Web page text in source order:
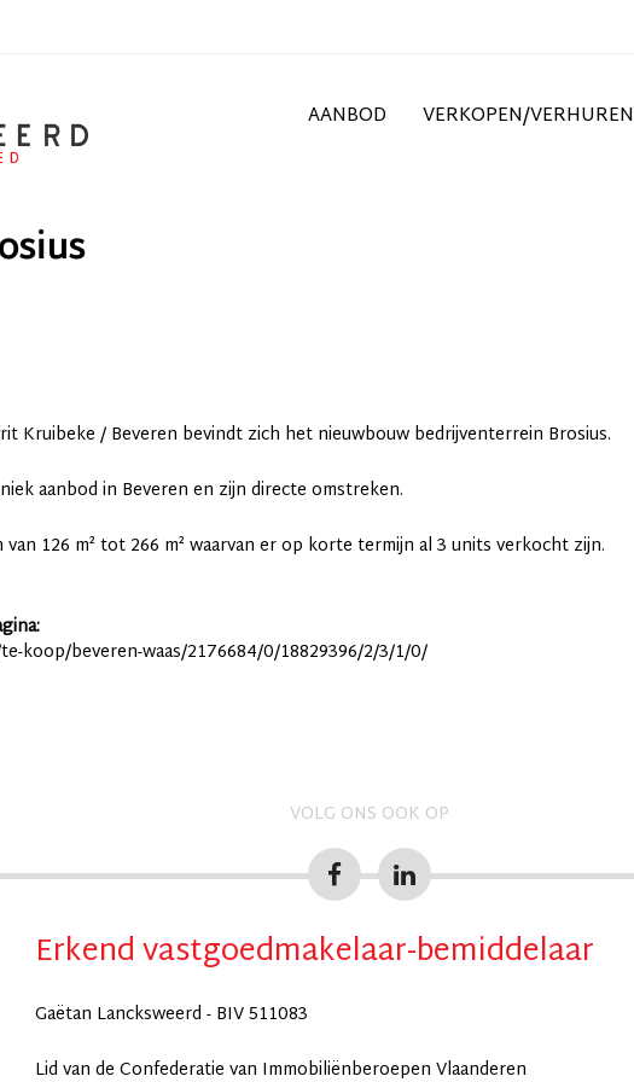
AANBOD VERKOPEN/VERHUREN
Kruibeke / Beveren bevindt zich het nieuwbouw bedrijventerrein Brosius.
aanbod in Beveren en zijn directe omstreken.
126 m² tot 266 m² waarvan er op korte termijn al 3 units verkocht zijn.
koop/beveren-waas/2176684/0/18829396/2/3/1/0/
VOLG ONS OOK OP
Erkend vastgoedmakelaar-bemiddelaar
Gaëtan Lancksweerd - BIV 511083
Lid van de Confederatie van Immobiliënberoepen Vlaanderen